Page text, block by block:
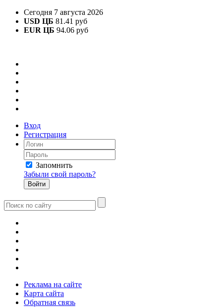
Сегодня 7 августа 2026
USD ЦБ 81.41 руб
EUR ЦБ 94.06 руб
Вход
Регистрация
Запомнить
Забыли свой пароль?
Реклама на сайте
Карта сайта
Обратная связь